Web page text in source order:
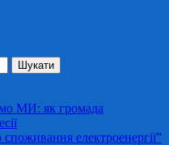
МИ: як громада
електроенергії”